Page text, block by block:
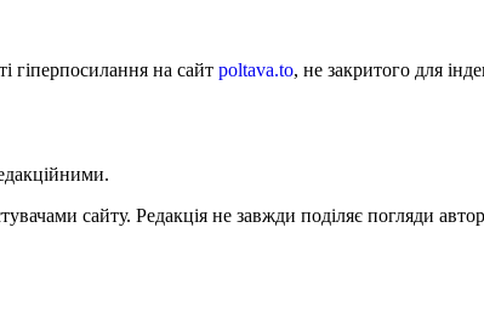
гіперпосилання на сайт poltava.to, не закритого для
сайту. Редакція не завжди поділяє погляди